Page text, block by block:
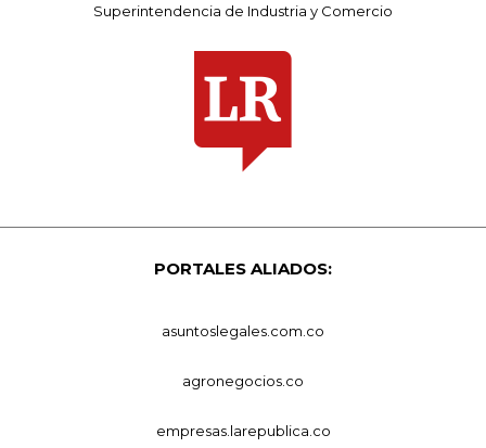
Superintendencia de Industria y Comercio
PORTALES ALIADOS:
asuntoslegales.com.co
agronegocios.co
empresas.larepublica.co